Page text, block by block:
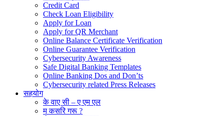
Credit Card
Check Loan Eligibility
Apply for Loan
Apply for QR Merchant
Online Balance Certificate Verification
Online Guarantee Verification
Cybersecurity Awareness
Safe Digital Banking Templates
Online Banking Dos and Don’ts
Cybersecurity related Press Releases
सहयोग
के वाए सी – ए एम एल
म कसरि गरू ?